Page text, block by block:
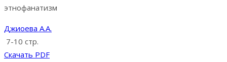
этнофанатизм
Джиоева А.А.
7-10 стр.
Скачать PDF